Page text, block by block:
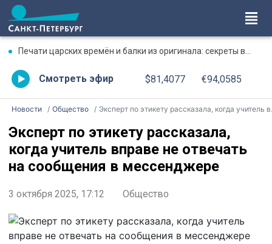
Печати царских времён и балки из оригинала: секреты восстановления дачи Павлова
Смотреть эфир $81,4077 €94,0585
Новости Общество Эксперт по этикету рассказала, когда учитель вправе не отвечать на сообщения в мессенджере
Эксперт по этикету рассказала,
когда учитель вправе не отвечать
на сообщения в мессенджере
3 октября 2025, 17:12 Общество